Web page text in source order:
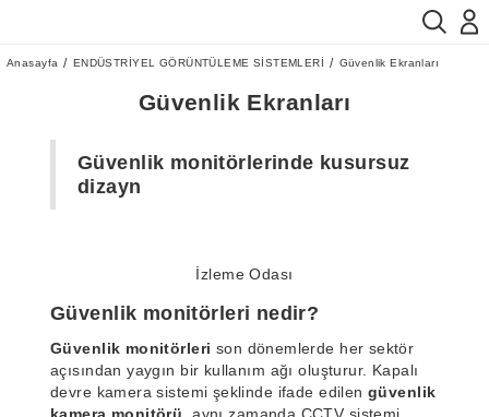
Anasayfa ENDÜSTRİYEL GÖRÜNTÜLEME SİSTEMLERİ Güvenlik Ekranları
Güvenlik Ekranları
Güvenlik monitörlerinde kusursuz
dizayn
İzleme Odası
Güvenlik monitörleri nedir?
Güvenlik monitörleri son dönemlerde her sektör
açısından yaygın bir kullanım ağı oluşturur. Kapalı
devre kamera sistemi şeklinde ifade edilengüvenlik